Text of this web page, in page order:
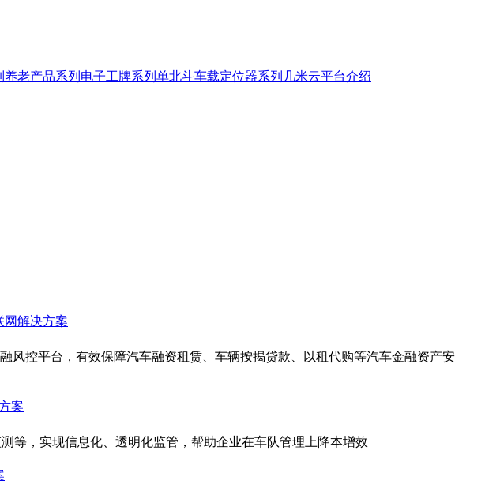
养老产品系列 电子工牌系列 单北斗车载定位器系列 几米云平台介绍
网解决方案
风控平台，有效保障汽车融资租赁、车辆按揭贷款、以租代购等汽车金融资产安
案
等，实现信息化、透明化监管，帮助企业在车队管理上降本增效